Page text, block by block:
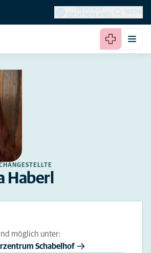
DEUTSCH
(DEUTSCHLAND)
SUCHE
Haberl
möglich unter:
Schabelhof